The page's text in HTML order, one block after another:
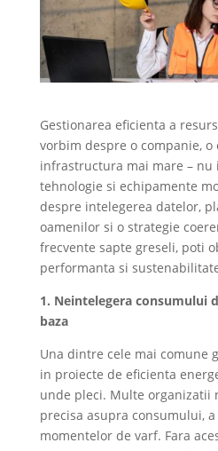
Gestionarea eficienta a
vorbim despre o companie, o
infrastructura mai mare – nu
tehnologie si echipamente
despre intelegerea datelor,
oamenilor si o strategie
frecvente sapte greseli, poti
performanta si
1. Neintelegera consumului
baza
Una dintre cele mai comune
in proiecte de eficienta
unde pleci. Multe organizatii
precisa asupra consumului,
momentelor de varf. Fara